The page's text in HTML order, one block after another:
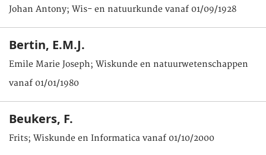
Johan Antony; Wis- en natuurkunde vanaf 01/09/1928
Bertin, E.M.J.
Emile Marie Joseph; Wiskunde en natuurwetenschappen
vanaf 01/01/1980
Beukers, F.
Frits; Wiskunde en Informatica vanaf 01/10/2000